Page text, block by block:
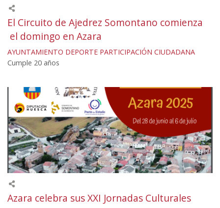
El Circuito de Ajedrez Somontano comienza
el domingo en Azara
AYUNTAMIENTO DEPORTE PARTICIPACIÓN CIUDADANA
Cumple 20 años
Azara celebra sus XXI Jornadas Culturales